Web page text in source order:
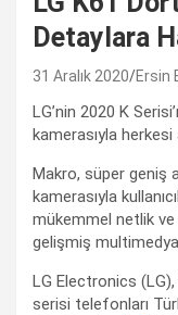
Detaylara
31 Aralık 2020 Ersin
LG’nin 2020 K
kamerasıyla
Makro, süper geniş
kamerasıyla
mükemmel netlik ve
gelişmiş
LG Electronics (LG),
serisi telefonları